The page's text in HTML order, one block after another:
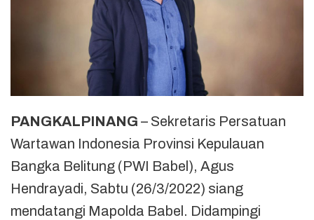
PANGKALPINANG – Sekretaris Persatuan
Wartawan Indonesia Provinsi Kepulauan
Bangka Belitung (PWI Babel), Agus
Hendrayadi, Sabtu (26/3/2022) siang
mendatangi Mapolda Babel. Didampingi